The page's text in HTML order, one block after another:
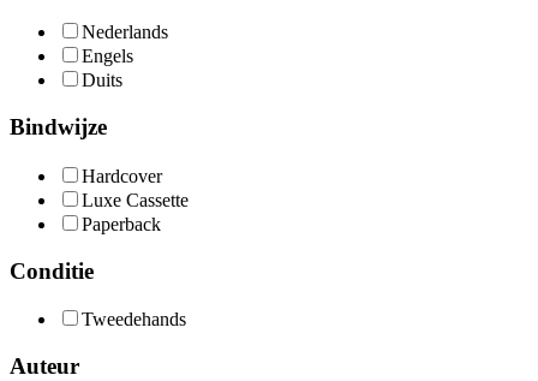
Nederlands
Engels
Duits
Bindwijze
Hardcover
Luxe Cassette
Paperback
Conditie
Tweedehands
Auteur